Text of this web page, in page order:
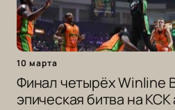
10 марта
Финал четырёх Winline
эпическая битва на